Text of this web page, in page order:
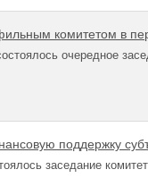
комитетом в
очередное
поддержку
заседание